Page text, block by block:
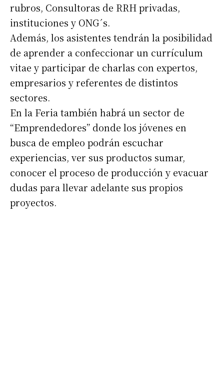
rubros, Consultoras de RRH privadas,
instituciones y ONG´s.
Además, los asistentes tendrán la posibilidad
de aprender a confeccionar un currículum
vitae y participar de charlas con expertos,
empresarios y referentes de distintos
sectores.
En la Feria también habrá un sector de
“Emprendedores” donde los jóvenes en
busca de empleo podrán escuchar
experiencias, ver sus productos sumar,
conocer el proceso de producción y evacuar
dudas para llevar adelante sus propios
proyectos.